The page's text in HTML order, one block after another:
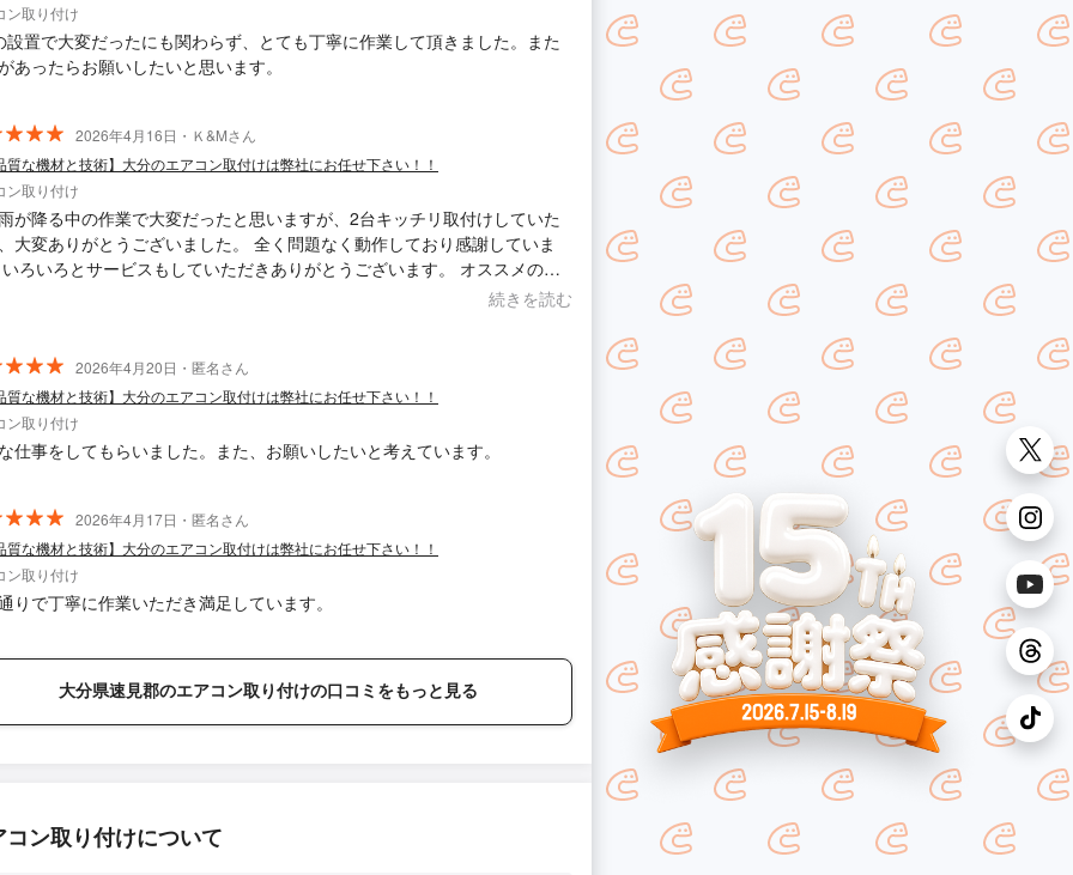
ン取り付け
設置で大変だったにも関わらず、とても丁寧に作業して頂きました。また
あったらお願いしたいと思います。
2026年4月16日・Ｋ&Mさん
質な機材と技術】大分のエアコン取付けは弊社にお任せ下さい！！
ン取り付け
が降る中の作業で大変だったと思いますが、2台キッチリ取付けしていた
大変ありがとうございました。 全く問題なく動作しており感謝していま
ろいろとサービスもしていただきありがとうございます。 オススメの業
続きを読む
2026年4月20日・匿名さん
質な機材と技術】大分のエアコン取付けは弊社にお任せ下さい！！
ン取り付け
仕事をしてもらいました。また、お願いしたいと考えています。
2026年4月17日・匿名さん
質な機材と技術】大分のエアコン取付けは弊社にお任せ下さい！！
ン取り付け
りで丁寧に作業いただき満足しています。
大分県速見郡のエアコン取り付けの口コミをもっと見る
コン取り付けについて